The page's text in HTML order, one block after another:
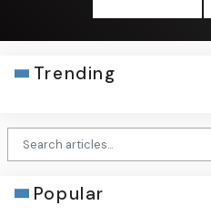
Trending
Popular